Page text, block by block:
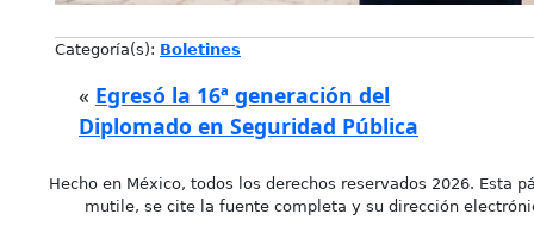
Categoría(s): Boletines
« Egresó la 16ª generación del
Diplomado en Seguridad Pública
Hecho en México, todos los derechos reservados 2026. Esta
mutile, se cite la fuente completa y su dirección